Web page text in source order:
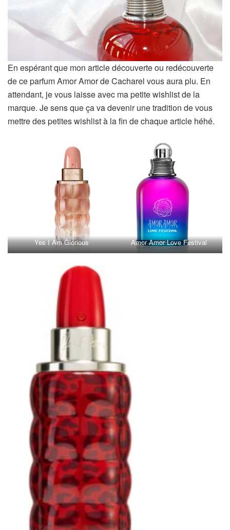
En espérant que mon article découverte ou redécouverte
de ce parfum Amor Amor de Cacharel vous aura plu. En
attendant, je vous laisse avec ma petite wishlist de la
marque. Je sens que ça va devenir une tradition de vous
mettre des petites wishlist à la fin de chaque article héhé.
Yes I Am Glorious Amor Amor Love Festival